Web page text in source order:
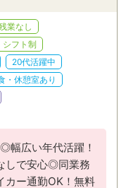
業なし
シフト制
20代活躍中
・休憩室あり
幅広い年代活躍！
しで安心◎同業務
カー通勤OK！無料